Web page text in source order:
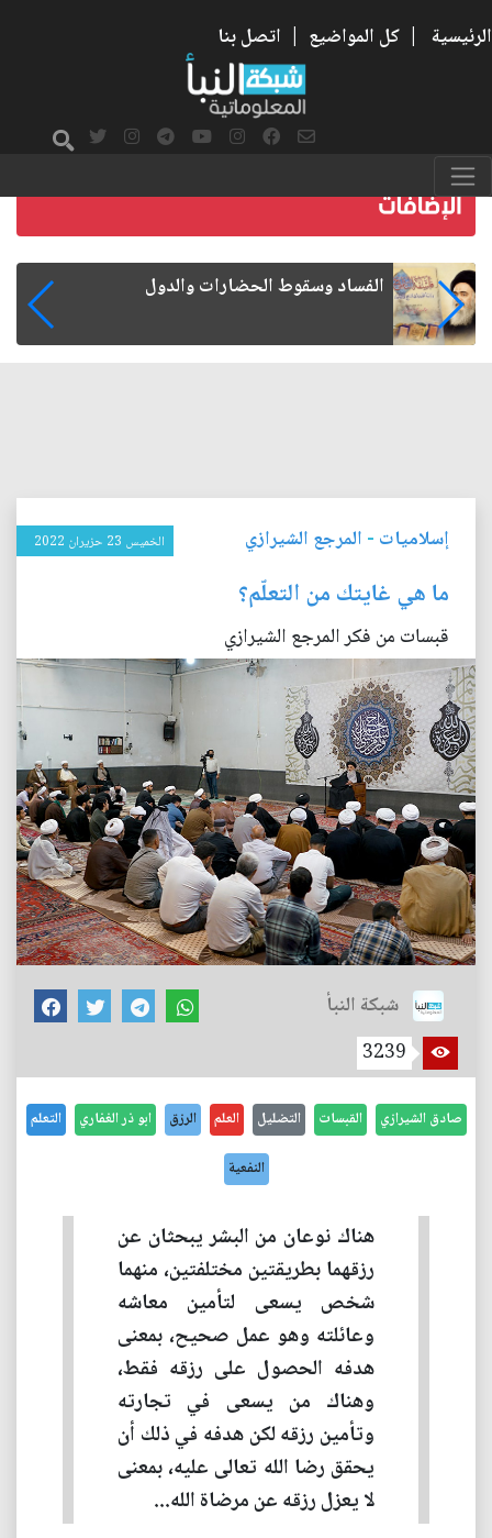
الرئيسية | كل المواضيع | اتصل بنا
رواتب الموظفين على صفيح ساخن
إسلاميات - المرجع الشيرازي الخميس 23 حزيران 2022
ما هي غايتك من التعلّم؟
قبسات من فكر المرجع الشيرازي
شبكة النبأ
3239
صادق الشيرازي القبسات التضليل العلم الرزق ابو ذر الغفاري التعلم
النفعية
هناك نوعان من البشر يبحثان عن
رزقهما بطريقتين مختلفتين، منهما
شخص يسعى لتأمين معاشه
وعائلته وهو عمل صحيح، بمعنى
هدفه الحصول على رزقه فقط،
وهناك من يسعى في تجارته
وتأمين رزقه لكن هدفه في ذلك أن
يحقق رضا الله تعالى عليه، بمعنى
لا يعزل رزقه عن مرضاة الله...